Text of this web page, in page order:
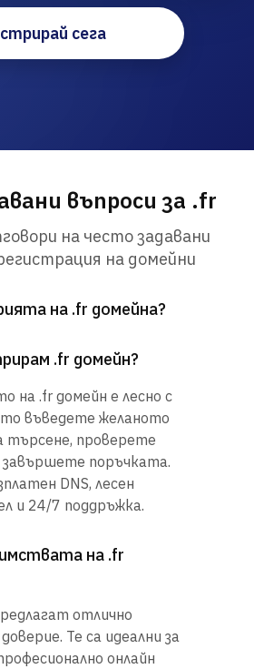
сега
въпроси за .fr
на често задавани
на домейни
на .fr домейна?
.fr домейн?
на .fr домейн е лесно с
въведете желаното
търсене, проверете
поръчката.
DNS, лесен
и 24/7 поддръжка.
на .fr
отлично
Те са идеални за
онлайн